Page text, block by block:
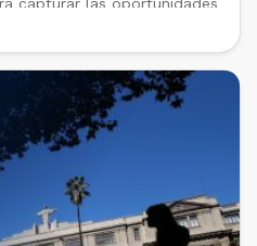
capturar las oportunidades
y la transformación